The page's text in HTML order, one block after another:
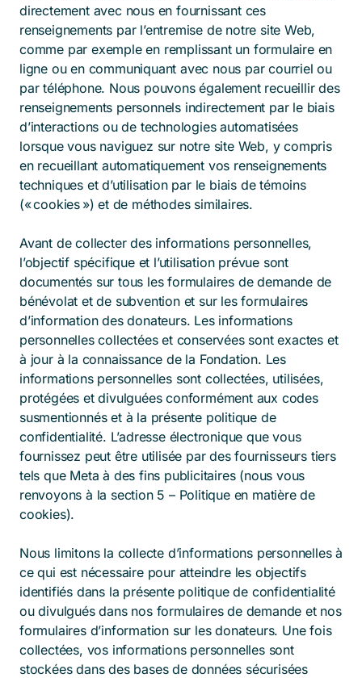
directement avec nous en fournissant ces
renseignements par l’entremise de notre site Web,
comme par exemple en remplissant un formulaire en
ligne ou en communiquant avec nous par courriel ou
par téléphone. Nous pouvons également recueillir des
renseignements personnels indirectement par le biais
d’interactions ou de technologies automatisées
lorsque vous naviguez sur notre site Web, y compris
en recueillant automatiquement vos renseignements
techniques et d’utilisation par le biais de témoins
(« cookies ») et de méthodes similaires.
Avant de collecter des informations personnelles,
l’objectif spécifique et l’utilisation prévue sont
documentés sur tous les formulaires de demande de
bénévolat et de subvention et sur les formulaires
d’information des donateurs. Les informations
personnelles collectées et conservées sont exactes et
à jour à la connaissance de la Fondation. Les
informations personnelles sont collectées, utilisées,
protégées et divulguées conformément aux codes
susmentionnés et à la présente politique de
confidentialité. L’adresse électronique que vous
fournissez peut être utilisée par des fournisseurs tiers
tels que Meta à des fins publicitaires (nous vous
renvoyons à la section 5 – Politique en matière de
cookies).
Nous limitons la collecte d’informations personnelles à
ce qui est nécessaire pour atteindre les objectifs
identifiés dans la présente politique de confidentialité
ou divulgués dans nos formulaires de demande et nos
formulaires d’information sur les donateurs. Une fois
collectées, vos informations personnelles sont
stockées dans des bases de données sécurisées